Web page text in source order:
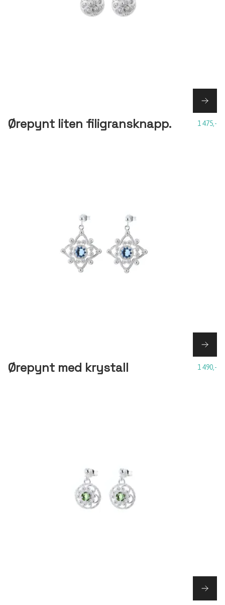
Ørepynt liten filigransknapp. 1 475,-
Ørepynt med krystall 1 490,-